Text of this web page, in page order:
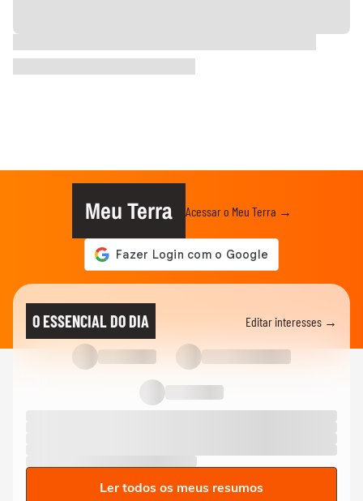
Meu Terra Acessar o Meu Terra →
O ESSENCIAL DO DIA Editar interesses →
Ler todos os meus resumos